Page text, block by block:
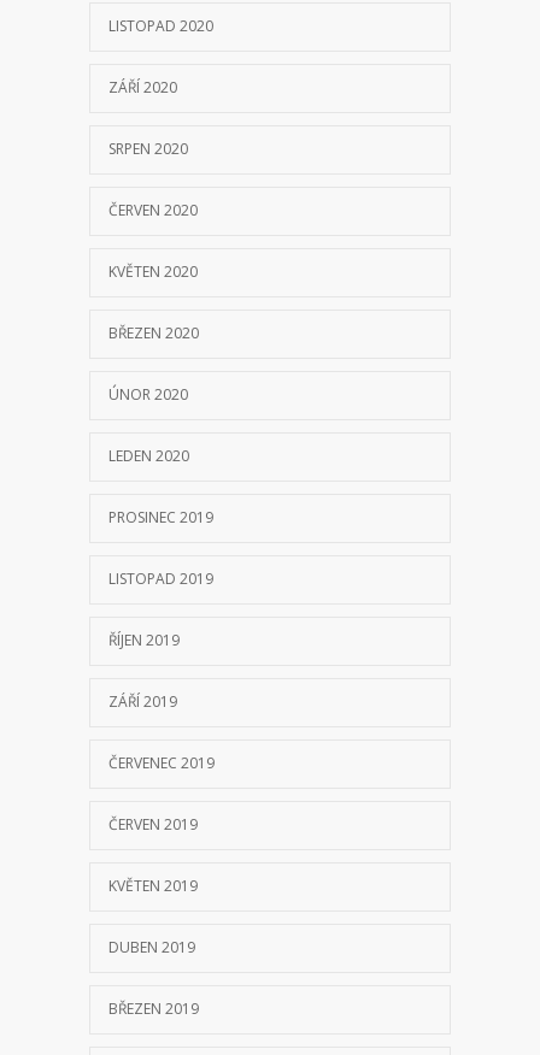
LISTOPAD 2020
ZÁŘÍ 2020
SRPEN 2020
ČERVEN 2020
KVĚTEN 2020
BŘEZEN 2020
ÚNOR 2020
LEDEN 2020
PROSINEC 2019
LISTOPAD 2019
ŘÍJEN 2019
ZÁŘÍ 2019
ČERVENEC 2019
ČERVEN 2019
KVĚTEN 2019
DUBEN 2019
BŘEZEN 2019